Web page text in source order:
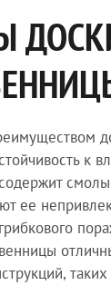
к
ее